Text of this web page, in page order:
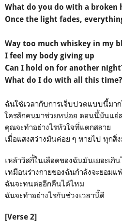
What do you do with a broken
Once the light fades,
Way too much whiskey in my
I feel my body giving up
Can I hold on for another
What do I do with all this time?
ฉันใช้เวลากับการเจ็บปวดแบบนี้มา
ใครสักคนมาช่วยหน่อย ตอนนี้มันแย่
คุณจะทำอย่างไรหัวใจที่แตกสลาย
เมื่อแสงสว่างมันค่อย ๆ หายไป ทุก
เหล้าวิสกี้ในเลือดของฉันมันเยอะเกิ
เหมือนร่างกายของฉันกำลังจะยอมแ
ฉันจะทนต่ออีกคืนได้ไหม
ฉันจะทำอย่างไรกับช่วงเวลานี้ดี
[Verse 2]